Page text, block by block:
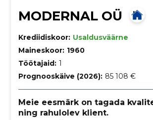
MODERNAL OÜ
Krediidiskoor: Usaldusväärne
Maineskoor: 1960
Töötajaid: 1
Prognooskäive (2026): 85 108 €
Meie eesmärk on tagada
ning rahulolev klient.